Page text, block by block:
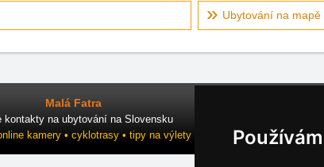
Ubytování na
Malá Fatra
kontakty na ubytování na Slovensku
kamery • cyklotrasy • tipy na výlety